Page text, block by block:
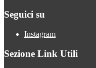
Seguici su
Instagram
Sezione Link Utili